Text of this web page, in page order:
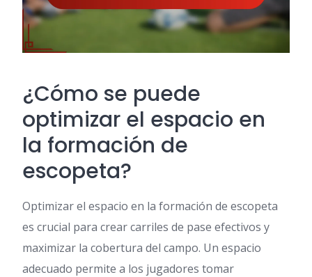
¿Cómo se puede
optimizar el espacio en
la formación de
escopeta?
Optimizar el espacio en la formación de escopeta
es crucial para crear carriles de pase efectivos y
maximizar la cobertura del campo. Un espacio
adecuado permite a los jugadores tomar